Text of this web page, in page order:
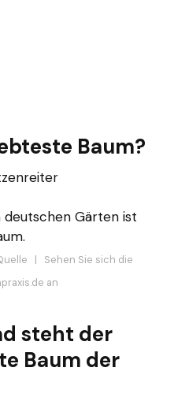
Baum?
Gärten ist
| Sehen Sie sich die
an
steht der
Baum der